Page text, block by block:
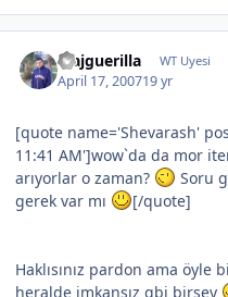
Majguerilla WT Uyesi
April 17, 200719 yr
[quote name='Shevarash'
11:41 AM']wow`da da mor
arıyorlar o zaman?
Soru
gerek var mı
[/quote]
Haklısınız pardon ama
heralde imkansız gbi birşey